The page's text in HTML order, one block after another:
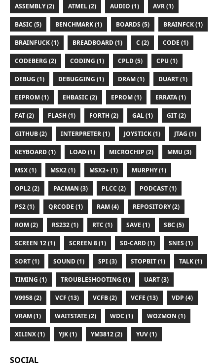
ASSEMBLY (2) ATMEL (2) AUDIO (1) AVR (1)
BASIC (5) BENCHMARK (1) BOARDS (5) BRAINFCK (1)
BRAINFUCK (1) BREADBOARD (1) C (2) CODE (1)
CODEBERG (2) CODING (1) CPLD (5) CPU (1)
DEBUG (1) DEBUGGING (1) DRAM (1) DUART (1)
EEPROM (1) EHBASIC (2) EPROM (1) ERRATA (1)
FAT (2) FLASH (1) FORTH (2) GAL (1) GIT (2)
GITHUB (2) INTERPRETER (1) JOYSTICK (1) JTAG (1)
KEYBOARD (1) LOAD (1) MICROCHIP (2) MMU (3)
MSX (1) MSX2 (1) MSX2+ (1) MURPHY (1)
OPL2 (2) PACMAN (3) PLCC (2) PODCAST (1)
PS2 (1) QRCODE (1) RAM (4) REPOSITORY (2)
ROM (2) RS232 (1) RTC (1) SAVE (1) SBC (5)
SCREEN 12 (1) SCREEN 8 (1) SD-CARD (1) SNES (1)
SORT (1) SOUND (1) SPI (3) STOPBIT (1) TALK (1)
TIMING (1) TROUBLESHOOTING (1) UART (3)
V9958 (2) VCF (13) VCFB (2) VCFE (13) VDP (4)
VRAM (1) WAITSTATE (2) WDC (1) WOZMON (1)
XILINX (1) YJK (1) YM3812 (2) YUV (1)
SOCIAL